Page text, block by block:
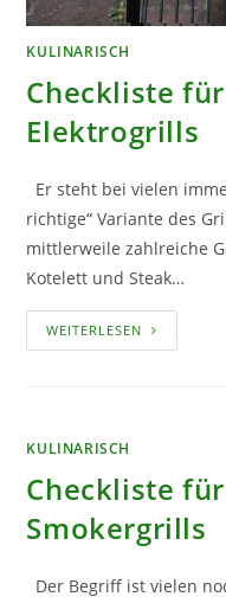
KULINARISCH
Checkliste
Elektrogrills
Er steht bei vielen
richtige“ Variante des
mittlerweile zahlreiche
Kotelett und Steak…
WEITERLESEN
FÜR
KULINARISCH
Checkliste
Smokergrills
Der Begriff ist vielen